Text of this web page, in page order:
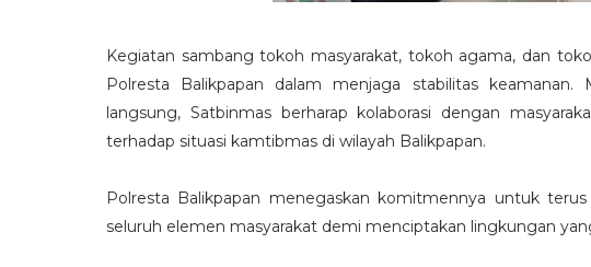
Kegiatan sambang tokoh masyarakat, tokoh agama, dan
Polresta Balikpapan dalam menjaga stabilitas
langsung, Satbinmas berharap kolaborasi dengan
terhadap situasi kamtibmas di wilayah Balikpapan.
Polresta Balikpapan menegaskan komitmennya untuk
seluruh elemen masyarakat demi menciptakan lingkungan